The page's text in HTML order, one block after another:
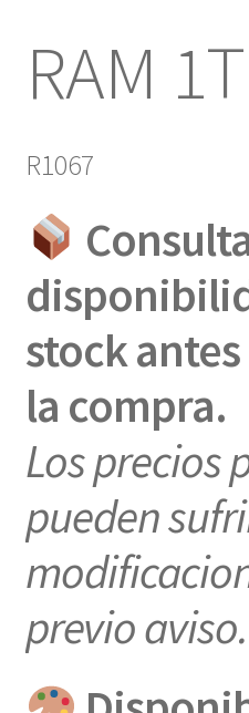
RAM
R1067
stock
la compra.
Los precios
pueden
previo aviso.